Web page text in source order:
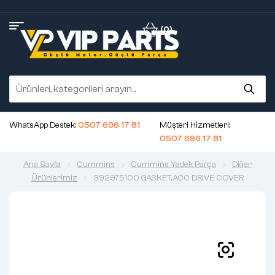
(0)
WhatsApp Destek: 0507 696 17 81
Müşteri Hizmetleri:
0507 696 17 81
Ana Sayfa Cummins Cummins Yedek Parça
Diğer
Ürünlerimiz
392975100 GASKET,ACC DRIVE COVER